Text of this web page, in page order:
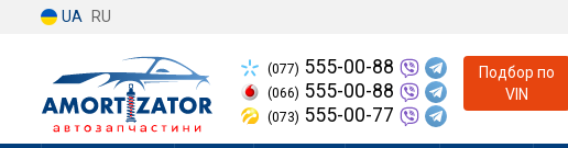
UA RU
(077) 555-00-88
(066) 555-00-88
(073) 555-00-77
Подбор по
VIN